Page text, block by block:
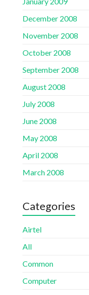
December 2008
November 2008
October 2008
September 2008
August 2008
July 2008
June 2008
May 2008
April 2008
March 2008
Categories
Airtel
All
Common
Computer